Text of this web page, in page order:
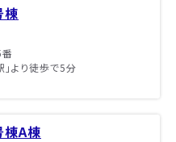
棟
より徒歩で5分
棟A棟